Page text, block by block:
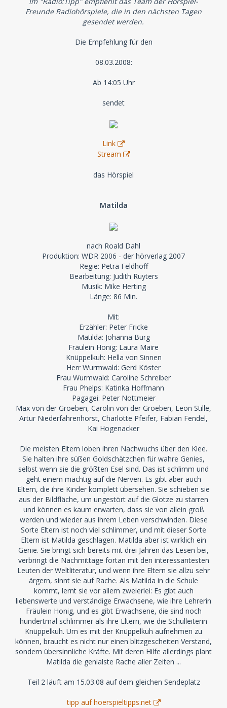
Freunde Radiohörspiele, die in den nächsten Tagen
gesendet werden.
Die Empfehlung für den
08.03.2008:
Ab 14:05 Uhr
sendet
Link
Stream
das Hörspiel
Matilda
nach Roald Dahl
Produktion: WDR 2006 - der hörverlag 2007
Regie: Petra Feldhoff
Bearbeitung: Judith Ruyters
Musik: Mike Herting
Länge: 86 Min.
Mit:
Erzähler: Peter Fricke
Matilda: Johanna Burg
Fräulein Honig: Laura Maire
Knüppelkuh: Hella von Sinnen
Herr Wurmwald: Gerd Köster
Frau Wurmwald: Caroline Schreiber
Frau Phelps: Katinka Hoffmann
Pagagei: Peter Nottmeier
Max von der Groeben, Carolin von der Groeben, Leon Stille,
Artur Niederfahrenhorst, Charlotte Pfeifer, Fabian Fendel,
Kai Hogenacker
Die meisten Eltern loben ihren Nachwuchs über den Klee.
Sie halten ihre süßen Goldschätzchen für wahre Genies,
selbst wenn sie die größten Esel sind. Das ist schlimm und
geht einem mächtig auf die Nerven. Es gibt aber auch
Eltern, die ihre Kinder komplett übersehen. Sie schieben sie
aus der Bildfläche, um ungestört auf die Glotze zu starren
und können es kaum erwarten, dass sie von allein groß
werden und wieder aus ihrem Leben verschwinden. Diese
Sorte Eltern ist noch viel schlimmer, und mit dieser Sorte
Eltern ist Matilda geschlagen. Matilda aber ist wirklich ein
Genie. Sie bringt sich bereits mit drei Jahren das Lesen bei,
verbringt die Nachmittage fortan mit den interessantesten
Leuten der Weltliteratur, und wenn ihre Eltern sie allzu sehr
ärgern, sinnt sie auf Rache. Als Matilda in die Schule
kommt, lernt sie vor allem zweierlei: Es gibt auch
liebenswerte und verständige Erwachsene, wie ihre Lehrerin
Fräulein Honig, und es gibt Erwachsene, die sind noch
hundertmal schlimmer als ihre Eltern, wie die Schulleiterin
Knüppelkuh. Um es mit der Knüppelkuh aufnehmen zu
können, braucht es nicht nur einen blitzgescheiten Verstand,
sondern übersinnliche Kräfte. Mit deren Hilfe allerdings plant
Matilda die genialste Rache aller Zeiten ...
Teil 2 läuft am 15.03.08 auf dem gleichen Sendeplatz
tipp auf hoerspieltipps.net